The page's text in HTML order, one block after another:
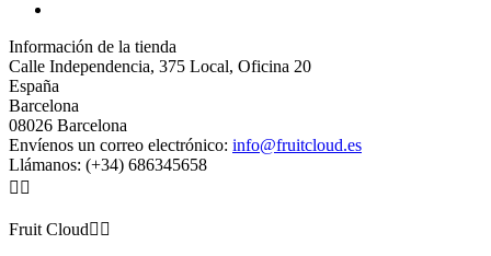
Información de la tienda
Calle Independencia, 375 Local, Oficina 20
España
Barcelona
08026 Barcelona
Envíenos un correo electrónico: info@fruitcloud.es
Llámanos: (+34) 686345658
 
Fruit Cloud 